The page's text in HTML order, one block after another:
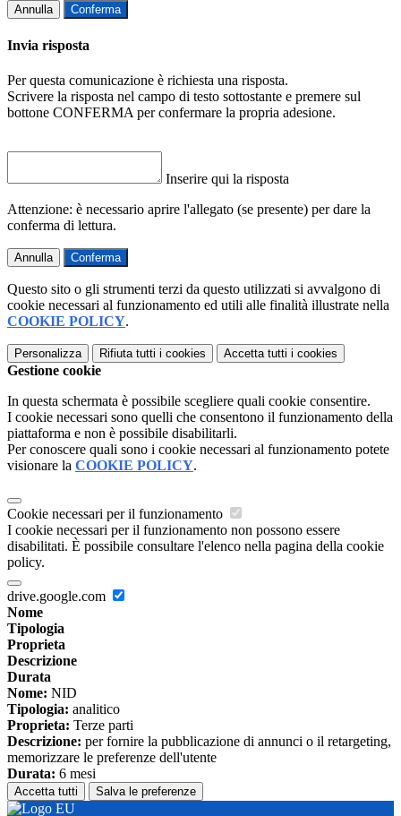
Annulla Conferma
Invia risposta
Per questa comunicazione è richiesta una risposta.
Scrivere la risposta nel campo di testo sottostante e premere sul
bottone CONFERMA per confermare la propria adesione.
Inserire qui la risposta
Attenzione: è necessario aprire l'allegato (se presente) per dare la
conferma di lettura.
Annulla Conferma
Questo sito o gli strumenti terzi da questo utilizzati si avvalgono di
cookie necessari al funzionamento ed utili alle finalità illustrate nella
COOKIE POLICY.
Personalizza Rifiuta tutti i cookies Accetta tutti i cookies
Gestione cookie
In questa schermata è possibile scegliere quali cookie consentire.
I cookie necessari sono quelli che consentono il funzionamento della
piattaforma e non è possibile disabilitarli.
Per conoscere quali sono i cookie necessari al funzionamento potete
visionare la COOKIE POLICY.
Cookie necessari per il funzionamento
I cookie necessari per il funzionamento non possono essere
disabilitati. È possibile consultare l'elenco nella pagina della cookie
policy.
drive.google.com
Nome
Tipologia
Proprieta
Descrizione
Durata
Nome: NID
Tipologia: analitico
Proprieta: Terze parti
Descrizione: per fornire la pubblicazione di annunci o il retargeting,
memorizzare le preferenze dell'utente
Durata: 6 mesi
Accetta tutti Salva le preferenze